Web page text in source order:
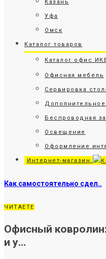
Казань
Уфа
Омск
Каталог товаров
Каталог офис
Офисная мебель
Сервировка
Дополнительное
Беспроводная
Освещение
Оформление
Интернет-магазин
Как самостоятельно сдел..
ЧИТАЕТЕ
Офисный
и у...